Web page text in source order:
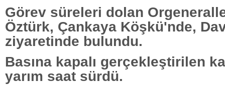
Görev süreleri dolan
Öztürk, Çankaya Köşkü'nde,
ziyaretinde bulundu.
Basına kapalı gerçekleştirilen
yarım saat sürdü.